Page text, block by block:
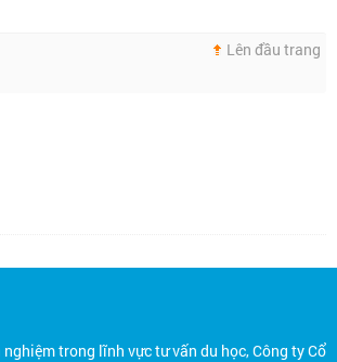
Lên đầu trang
trong lĩnh vực tư vấn du học, Công ty Cổ